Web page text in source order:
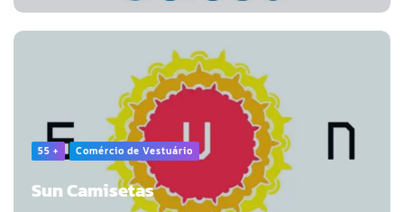
55 + Comércio de Vestuário
Sun Camisetas